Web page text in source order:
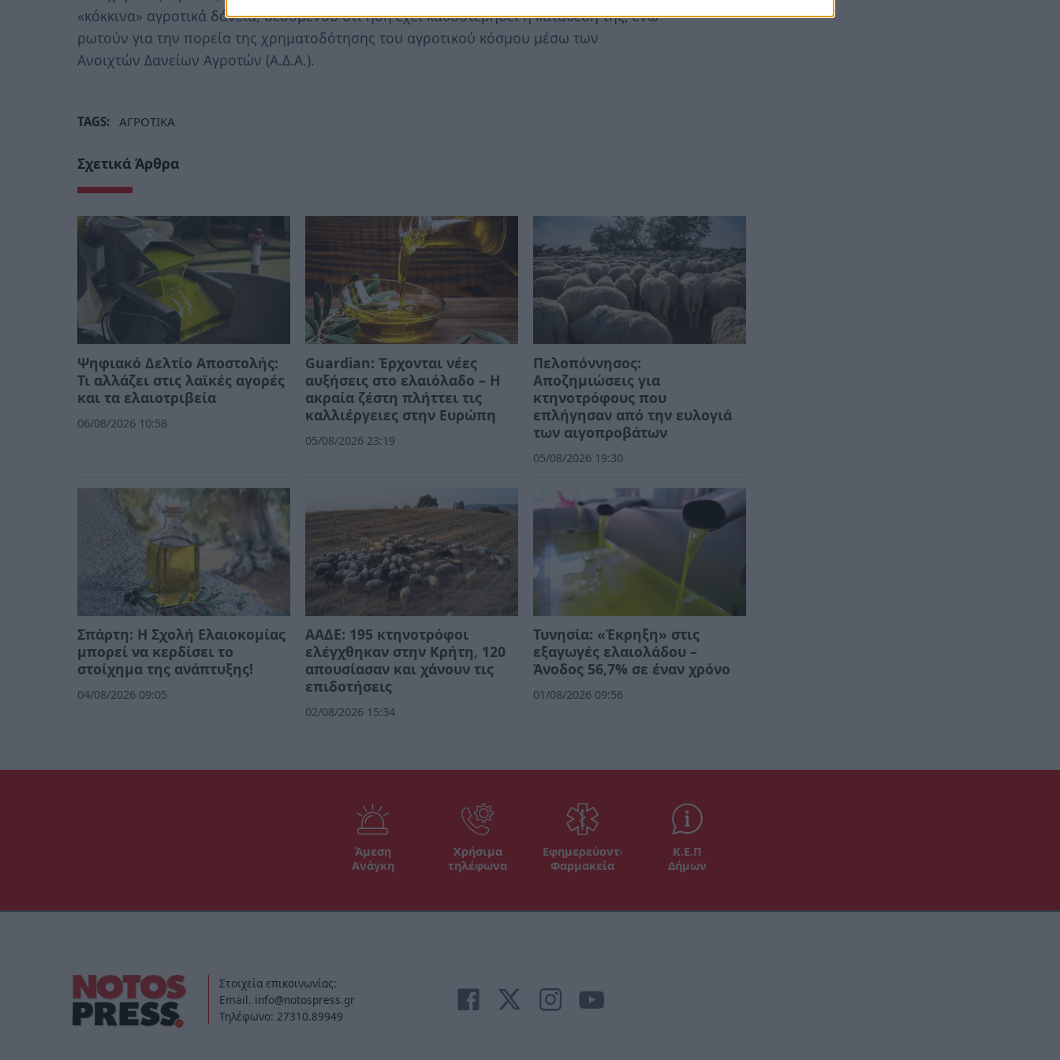
«κόκκινα» αγροτικά δάνεια, δεδομένου ότι ήδη έχει καθυστερήσει η κατάθεσή της, ενώ
ρωτούν για την πορεία της χρηματοδότησης του αγροτικού κόσμου μέσω των
Ανοιχτών Δανείων Αγροτών (Α.Δ.Α.).
TAGS: ΑΓΡΟΤΙΚΑ
Σχετικά Άρθρα
Ψηφιακό Δελτίο Αποστολής:
Τι αλλάζει στις λαϊκές αγορές
και τα ελαιοτριβεία
06/08/2026 10:58
Guardian: Έρχονται νέες
αυξήσεις στο ελαιόλαδο – Η
ακραία ζέστη πλήττει τις
καλλιέργειες στην Ευρώπη
05/08/2026 23:19
Πελοπόννησος:
Αποζημιώσεις για
κτηνοτρόφους που
επλήγησαν από την ευλογιά
των αιγοπροβάτων
05/08/2026 19:30
Σπάρτη: Η Σχολή Ελαιοκομίας
μπορεί να κερδίσει το
στοίχημα της ανάπτυξης!
04/08/2026 09:05
ΑΑΔΕ: 195 κτηνοτρόφοι
ελέγχθηκαν στην Κρήτη, 120
απουσίασαν και χάνουν τις
επιδοτήσεις
02/08/2026 15:34
Τυνησία: «Έκρηξη» στις
εξαγωγές ελαιολάδου –
Άνοδος 56,7% σε έναν χρόνο
01/08/2026 09:56
Άμεση
Ανάγκη
Χρήσιμα
τηλέφωνα
Εφημερεύοντα
Φαρμακεία
Κ.Ε.Π
Δήμων
Στοιχεία επικοινωνίας:
Email. info@notospress.gr
Τηλέφωνο: 27310.89949